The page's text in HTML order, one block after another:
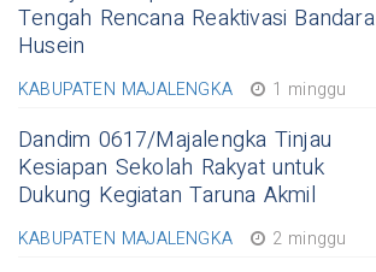
Tengah Rencana Reaktivasi Bandara
Husein
KABUPATEN MAJALENGKA 1 minggu
Dandim 0617/Majalengka Tinjau
Kesiapan Sekolah Rakyat untuk
Dukung Kegiatan Taruna Akmil
KABUPATEN MAJALENGKA 2 minggu